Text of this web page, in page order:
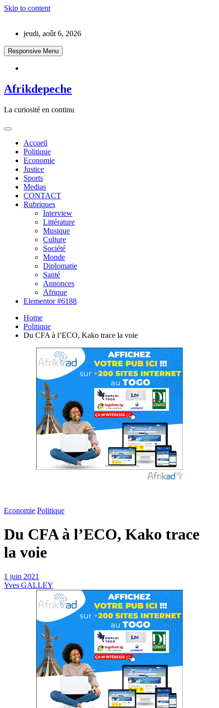
Skip to content
jeudi, août 6, 2026
Responsive Menu
Afrikdepeche
La curiosité en continu
Accueil
Politique
Economie
Justice
Sports
Medias
CONTACT
Rubriques
Interview
Littérature
Musique
Culture
Société
Monde
Diplomatie
Santé
Annonces
Afrique
Elementor #6188
Home
Politique
Du CFA à l’ECO, Kako trace la voie
Economie Politique
Du CFA à l’ECO, Kako trace
la voie
1 juin 2021
Yves GALLEY